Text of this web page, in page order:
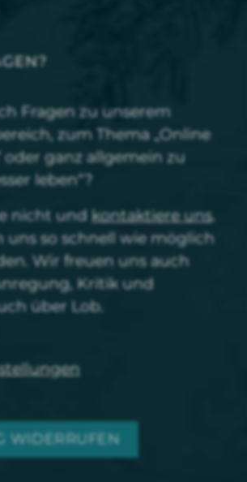
Fragen zu unserem
zum Thema „Online
oder ganz allgemein zu
leben“?
nicht und kontaktiere uns.
uns so schnell wie möglich
Wir freuen uns auch
Kritik und
über Lob.
WIDERRUFEN